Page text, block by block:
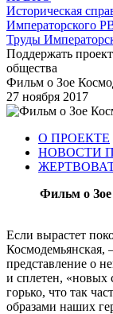
Историческая
Императорского
Труды
Поддержать
общества
Фильм о Зое
27 ноября 2017
О ПРОЕКТЕ
НОВОСТИ
Фильм о Зое
Если вырастет
Космодемьянская,
представление о
и сплетен, «новых
горько, что так
образами наших